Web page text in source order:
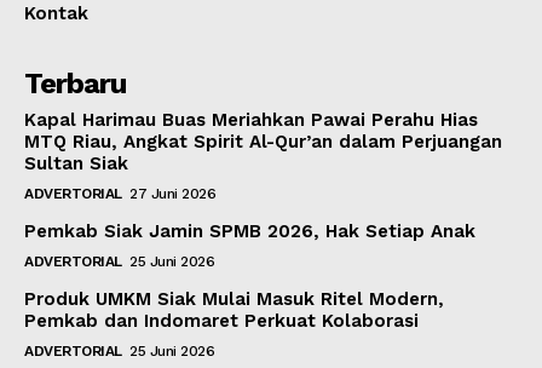
Kontak
Terbaru
Kapal Harimau Buas Meriahkan Pawai Perahu Hias
MTQ Riau, Angkat Spirit Al-Qur’an dalam Perjuangan
Sultan Siak
ADVERTORIAL 27 Juni 2026
Pemkab Siak Jamin SPMB 2026, Hak Setiap Anak
ADVERTORIAL 25 Juni 2026
Produk UMKM Siak Mulai Masuk Ritel Modern,
Pemkab dan Indomaret Perkuat Kolaborasi
ADVERTORIAL 25 Juni 2026